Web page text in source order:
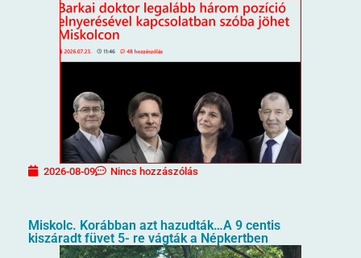
2026-08-09 Nincs hozzászólás
Miskolc. Korábban azt hazudták…A 9 centis
kiszáradt füvet 5- re vágták a Népkertben